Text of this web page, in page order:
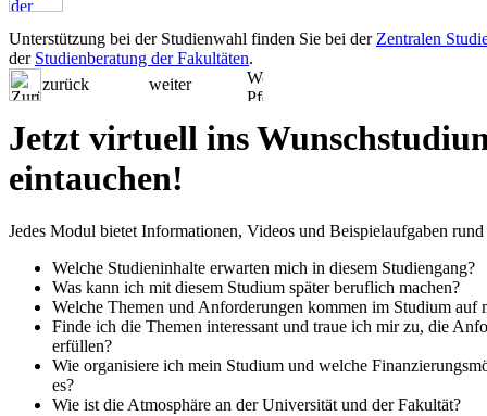
Unterstützung bei der Studienwahl finden Sie bei der Zentralen
der Studienberatung der Fakultäten.
zurück
weiter
Jetzt virtuell ins
eintauchen!
Jedes Modul bietet Informationen, Videos und Beispielaufgaben
Welche Studieninhalte erwarten mich in diesem Studiengang?
Was kann ich mit diesem Studium später beruflich machen?
Welche Themen und Anforderungen kommen im Studium auf
Finde ich die Themen interessant und traue ich mir zu, die
erfüllen?
Wie organisiere ich mein Studium und welche
es?
Wie ist die Atmosphäre an der Universität und der Fakultät?